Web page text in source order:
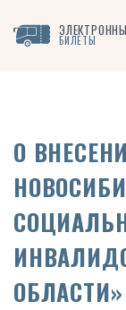
БИЛЕТЫ
О
ОБЛАСТИ»